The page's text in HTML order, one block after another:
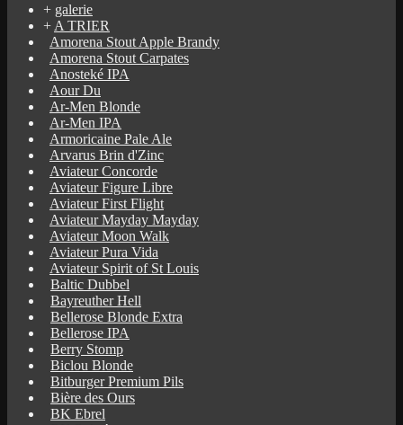
+ galerie
+ A TRIER
Amorena Stout Apple Brandy
Amorena Stout Carpates
Anosteké IPA
Aour Du
Ar-Men Blonde
Ar-Men IPA
Armoricaine Pale Ale
Arvarus Brin d'Zinc
Aviateur Concorde
Aviateur Figure Libre
Aviateur First Flight
Aviateur Mayday Mayday
Aviateur Moon Walk
Aviateur Pura Vida
Aviateur Spirit of St Louis
Baltic Dubbel
Bayreuther Hell
Bellerose Blonde Extra
Bellerose IPA
Berry Stomp
Biclou Blonde
Bitburger Premium Pils
Bière des Ours
BK Ebrel